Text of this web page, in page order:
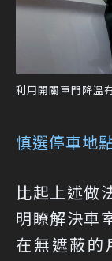
利用開關車門降溫
慎選停車地
比起上述做
明瞭解決車
在無遮蔽的